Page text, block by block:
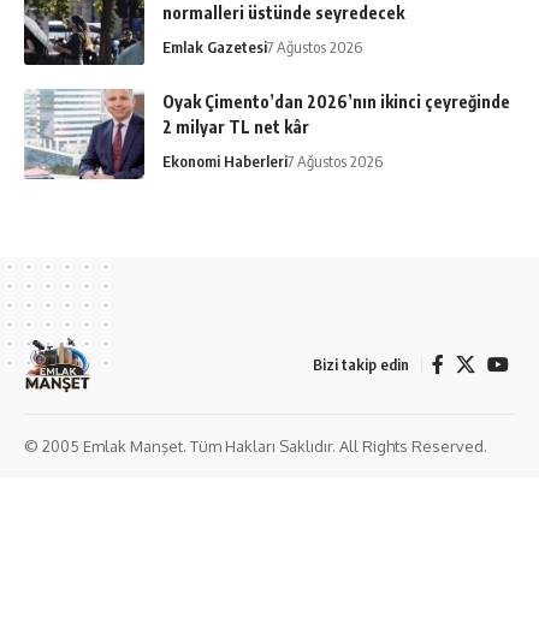
normalleri üstünde seyredecek
Emlak Gazetesi7 Ağustos 2026
Oyak Çimento’dan 2026’nın ikinci çeyreğinde
2 milyar TL net kâr
Ekonomi Haberleri7 Ağustos 2026
Bizi takip edin
© 2005 Emlak Manşet. Tüm Hakları Saklıdır. All Rights Reserved.